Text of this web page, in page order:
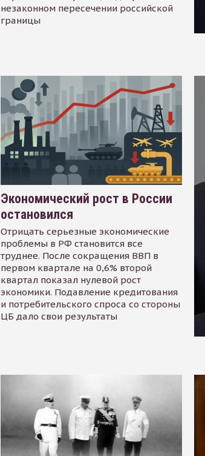
незаконном пересечении российской
границы
Экономический рост в России
остановился
Отрицать серьезные экономические
проблемы в РФ становится все
труднее. После сокращения ВВП в
первом квартале на 0,6% второй
квартал показал нулевой рост
экономики. Подавление кредитования
и потребительского спроса со стороны
ЦБ дало свои результаты